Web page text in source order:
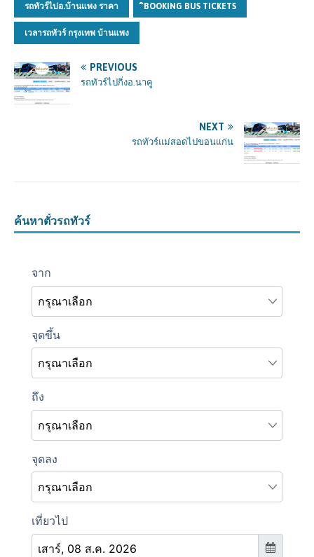
รถทัวร์ไปอ.บ้านแพง ราคา ิBOOKING BUS TICKETS
เวลารถทัวร์ กรุงเทพ บ้านแพง
PREVIOUS
รถทัวร์ไปกิ่งอ.นาคู
NEXT
รถทัวร์แม่สอดไปขอนแก่น
ค้นหาตั๋วรถทัวร์